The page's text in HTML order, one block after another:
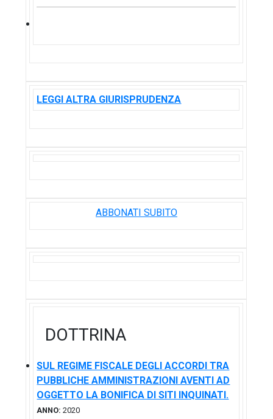
LEGGI ALTRA GIURISPRUDENZA
ABBONATI SUBITO
DOTTRINA
SUL REGIME FISCALE DEGLI ACCORDI TRA
PUBBLICHE AMMINISTRAZIONI AVENTI AD
OGGETTO LA BONIFICA DI SITI INQUINATI.
ANNO: 2020